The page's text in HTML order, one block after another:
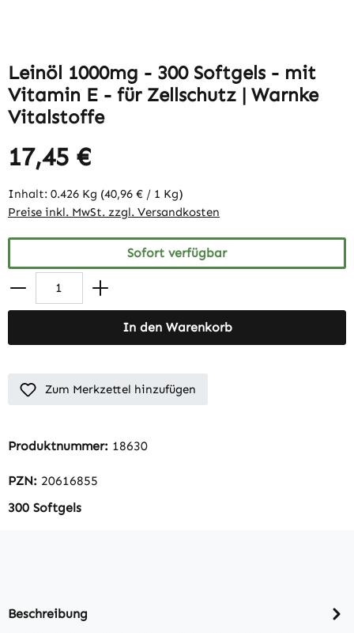
Leinöl 1000mg - 300 Softgels - mit
Vitamin E - für Zellschutz | Warnke
Vitalstoffe
17,45 €
Inhalt: 0.426 Kg (40,96 € / 1 Kg)
Preise inkl. MwSt. zzgl. Versandkosten
Sofort verfügbar
In den Warenkorb
Zum Merkzettel hinzufügen
Produktnummer: 18630
PZN: 20616855
300 Softgels
Beschreibung